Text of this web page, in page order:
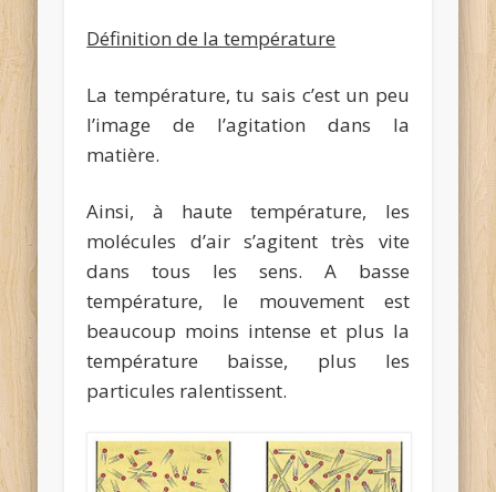
Définition de la température
La température, tu sais c’est un peu
l’image de l’agitation dans la
matière.
Ainsi, à haute température, les
molécules d’air s’agitent très vite
dans tous les sens. A basse
température, le mouvement est
beaucoup moins intense et plus la
température baisse, plus les
particules ralentissent.